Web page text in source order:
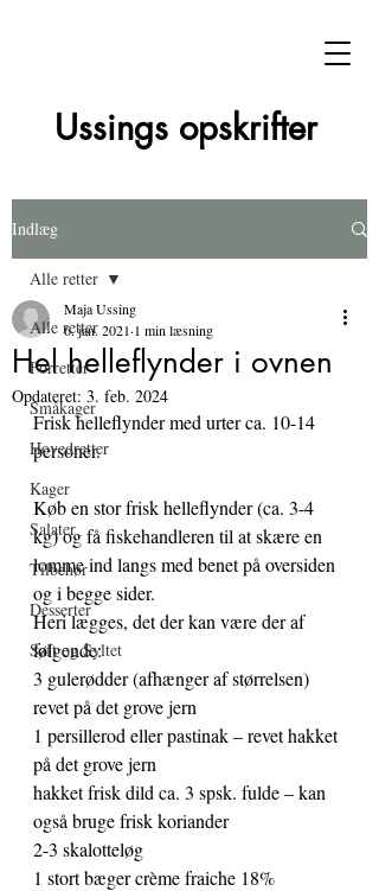
Ussings opskrifter
Indlæg
Alle retter
Forretter
Småkager
Hovedretter
Kager
Salater
Tilbehør
Desserter
Saft og Syltet
Alle retter
Hel helleflynder i ovnen
Maja Ussing
6. jan. 2021 1 min læsning
Opdateret: 3. feb. 2024
Frisk helleflynder med urter ca. 10-14
personer.
Køb en stor frisk helleflynder (ca. 3-4
kg) og få fiskehandleren til at skære en
lomme ind langs med benet på oversiden
og i begge sider.
Heri lægges, det der kan være der af
følgende:
3 gulerødder (afhænger af størrelsen)
revet på det grove jern
1 persillerod eller pastinak – revet hakket
på det grove jern
hakket frisk dild ca. 3 spsk. fulde – kan
også bruge frisk koriander
2-3 skalotteløg
1 stort bæger crème fraiche 18%